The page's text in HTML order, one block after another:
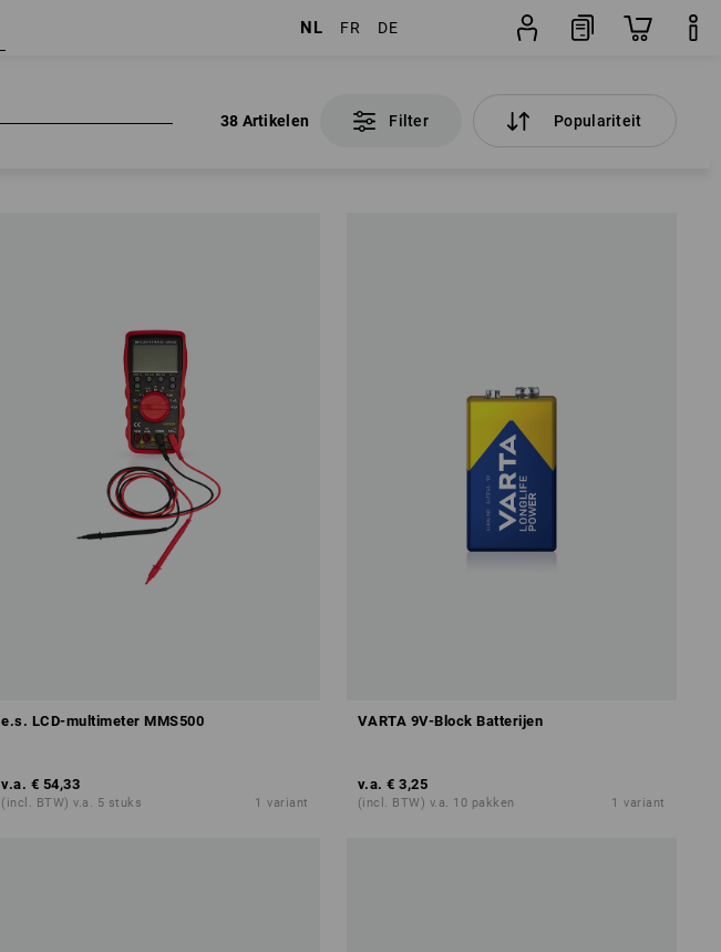
NL FR DE
38 Artikelen Filter Populariteit
38 Artikelen Filter Populariteit
e.s. LCD-multimeter MMS500
v.a. € 54,33
(incl. BTW) v.a. 5 stuks 1 variant
VARTA 9V-Block Batterijen
v.a. € 3,25
(incl. BTW) v.a. 10 pakken 1 variant